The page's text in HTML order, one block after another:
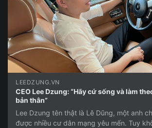
LEEDZUNG.VN
CEO Lee Dzung: “Hãy cứ sống và làm
bản thân”
Lee Dzung tên thật là Lê Dũng, một anh
được nhiều cư dân mạng yêu mến. Tuy